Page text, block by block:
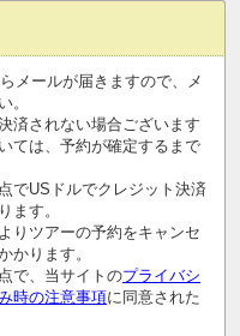
メールが届きますので、メ
。
済されない場合ございます
ては、予約が確定するまで
でUSドルでクレジット決済
ます。
りツアーの予約をキャンセ
かります。
で、当サイトのプライバシ
時の注意事項に同意された